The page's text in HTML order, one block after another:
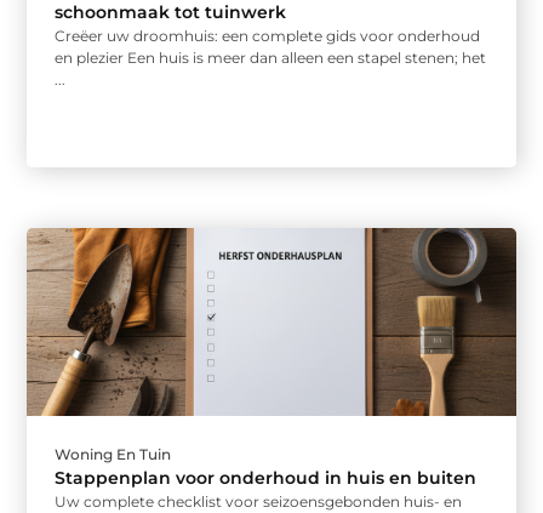
schoonmaak tot tuinwerk
Creëer uw droomhuis: een complete gids voor onderhoud
en plezier Een huis is meer dan alleen een stapel stenen; het
...
Woning En Tuin
Stappenplan voor onderhoud in huis en buiten
Uw complete checklist voor seizoensgebonden huis- en